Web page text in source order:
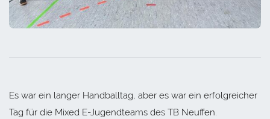
Es war ein langer Handballtag, aber es war ein erfolgreicher
Tag für die Mixed E-Jugendteams des TB Neuffen.